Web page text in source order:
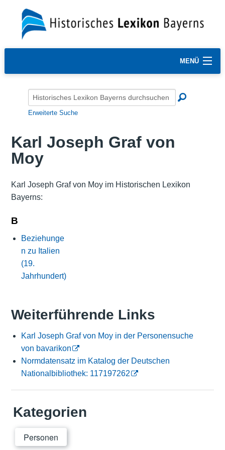
MENÜ
Erweiterte Suche
Karl Joseph Graf von
Moy
Karl Joseph Graf von Moy im Historischen Lexikon
Bayerns:
B
Beziehunge
n zu Italien
(19.
Jahrhundert)
Weiterführende Links
Karl Joseph Graf von Moy in der Personensuche
von bavarikon
Normdatensatz im Katalog der Deutschen
Nationalbibliothek: 117197262
Kategorien
Personen